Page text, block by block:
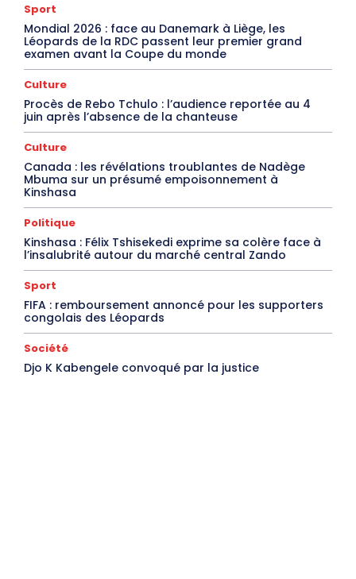
Sport
Mondial 2026 : face au Danemark à Liège, les
Léopards de la RDC passent leur premier grand
examen avant la Coupe du monde
Culture
Procès de Rebo Tchulo : l’audience reportée au 4
juin après l’absence de la chanteuse
Culture
Canada : les révélations troublantes de Nadège
Mbuma sur un présumé empoisonnement à
Kinshasa
Politique
Kinshasa : Félix Tshisekedi exprime sa colère face à
l’insalubrité autour du marché central Zando
Sport
FIFA : remboursement annoncé pour les supporters
congolais des Léopards
Société
Djo K Kabengele convoqué par la justice